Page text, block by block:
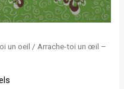
un oeil / Arrache-toi un œil –